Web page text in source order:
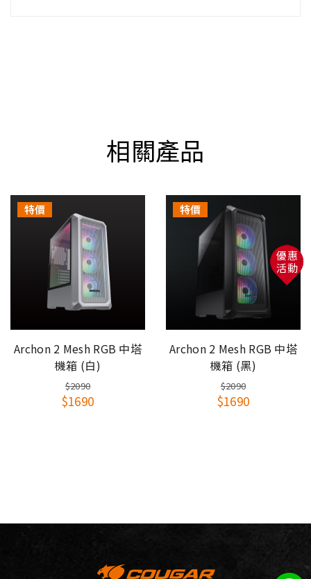
此商品需要有DIY組裝的能力，請自行斟酌對商品的
組裝認知！
注意事項：
1.若因組裝方式錯誤造成損壞需自行負擔零件更換的
費用。
2.如組裝後不滿意想辦理退貨，因本系列產品部分零
件是一次性組裝，無法回收使用，需要自行負擔此零
相關產品
特價
Archon 2 Mesh RGB 中塔
機箱 (白)
$2090
$1690
特價
Archon 2 Mesh RGB 中塔
機箱 (黑)
$2090
$1690
優惠
活動